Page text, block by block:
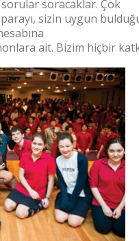
soracaklar. Çok
sizin uygun
ait. Bizim hiçbir